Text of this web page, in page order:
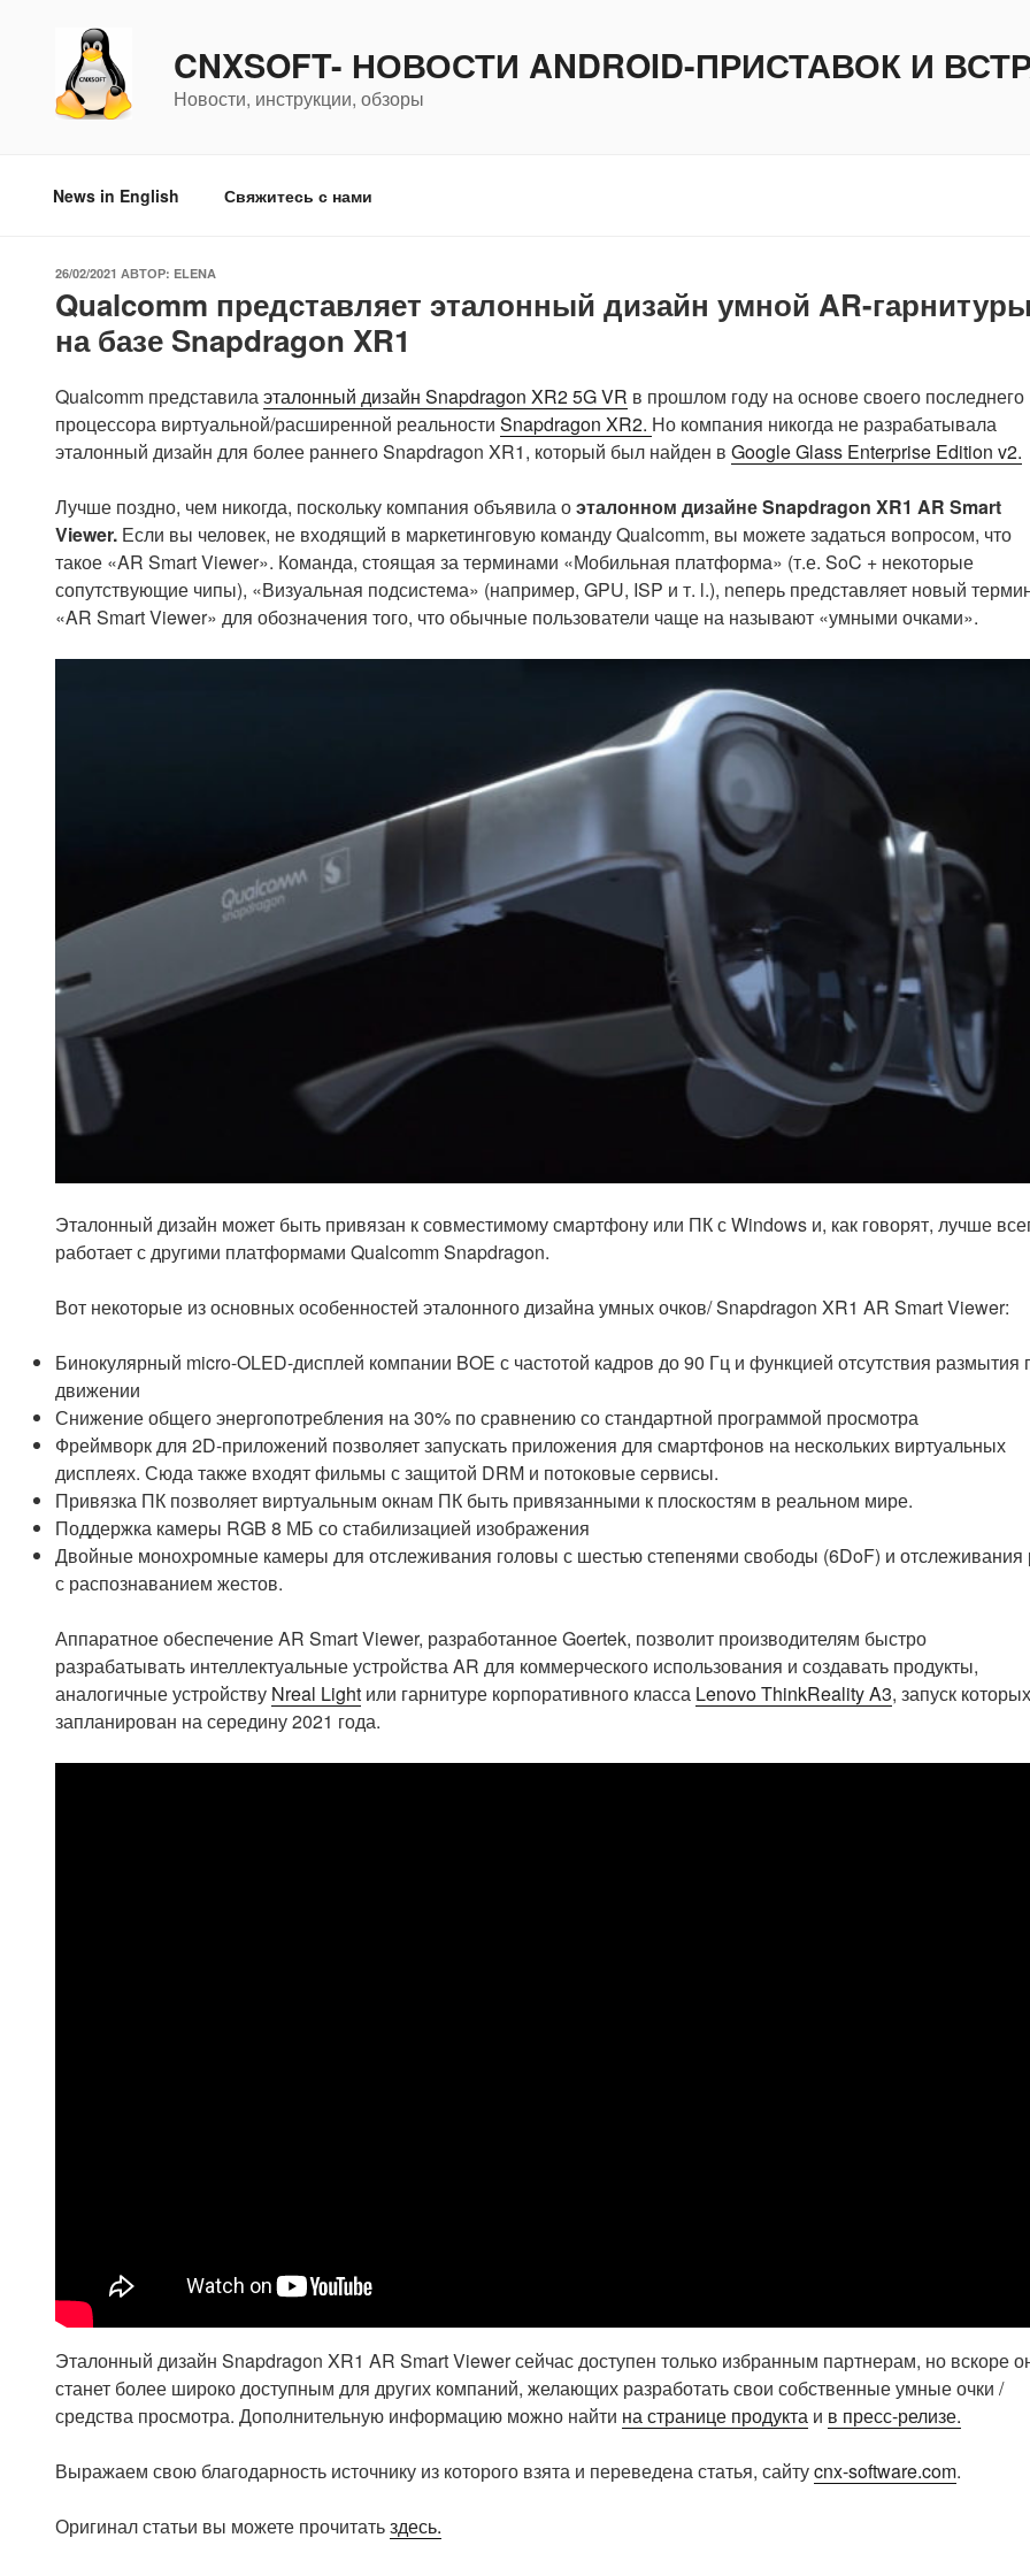
содержимому
CNXSOFT- НОВОСТИ ANDROID-ПРИСТАВОК И
Новости, инструкции, обзоры
News in English Свяжитесь с нами
ОПУБЛИКОВАНО
26/02/2021 АВТОР: ELENA
Qualcomm представляет эталонный дизайн умной AR-
на базе Snapdragon XR1
Qualcomm представилаэталонный дизайн Snapdragon XR2 5G VR в прошлом году на основе своего последнего
процессора виртуальной/расширенной реальности Snapdragon XR2. Но компания никогда не разрабатывала
эталонный дизайн для более раннего Snapdragon XR1, который был найден в Google Glass Enterprise Edition v2.
Лучше поздно, чем никогда, поскольку компания объявила оэталонном дизайнеSnapdragon XR1 AR Smart
Viewer. Если вы человек, не входящий в маркетинговую команду Qualcomm, вы можете задаться вопросом, что
такое «AR Smart Viewer». Команда, стоящая за терминами «Мобильная платформа» (т.е. SoC + некоторые
сопутствующие чипы), «Визуальная подсистема» (например, GPU, ISP и т. l.), nеперь представляет новый
«AR Smart Viewer» для обозначения того, что обычные пользователи чаще на называют «умными очками».
Эталонный дизайн может быть привязан к совместимому смартфону или ПК с Windows и, как говорят, лучше
работает с другими платформами Qualcomm Snapdragon.
Вот некоторые из основных особенностей эталонного дизайна умных очков/ Snapdragon XR1 AR Smart Viewer:
Бинокулярный micro-OLED-дисплей компании BOE с частотой кадров до 90 Гц и функцией отсутствия размытия
движении
Снижение общего энергопотребления на 30% по сравнению со стандартной программой просмотра
Фреймворк для 2D-приложений позволяет запускать приложения для смартфонов на нескольких виртуальных
дисплеях. Сюда также входят фильмы с защитой DRM и потоковые сервисы.
Привязка ПК позволяет виртуальным окнам ПК быть привязанными к плоскостям в реальном мире.
Поддержка камеры RGB 8 МБ со стабилизацией изображения
Двойные монохромные камеры для отслеживания головы с шестью степенями свободы (6DoF) и отслеживания
с распознаванием жестов.
Аппаратное обеспечение AR Smart Viewer, разработанное Goertek, позволит производителям быстро
разрабатывать интеллектуальные устройства AR для коммерческого использования и создавать продукты,
аналогичные устройству Nreal Light или гарнитуре корпоративного класса Lenovo ThinkReality A3, запуск которых
запланирован на середину 2021 года.
Эталонный дизайн Snapdragon XR1 AR Smart Viewer сейчас доступен только избранным партнерам, но вскоре
станет более широко доступным для других компаний, желающих разработать свои собственные умные очки /
средства просмотра. Дополнительную информацию можно найти на странице продукта и в пресс-релизе.
Выражаем свою благодарность источнику из которого взята и переведена статья, сайтуcnx-software.com.
Оригинал статьи вы можете прочитатьздесь.